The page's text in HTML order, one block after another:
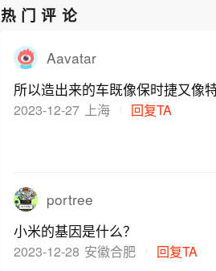
院今年6月30日曾否决
热门评论
Aavatar
所以造出来的车既像保时捷又像
2023-12-27 上海 回复TA
portree
小米的基因是什么？
2023-12-28 安徽合肥 回复TA